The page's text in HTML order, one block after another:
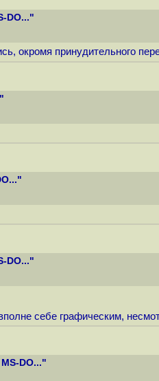
DO..."
окромя принудительного
DO..."
себе графическим,
DO..."